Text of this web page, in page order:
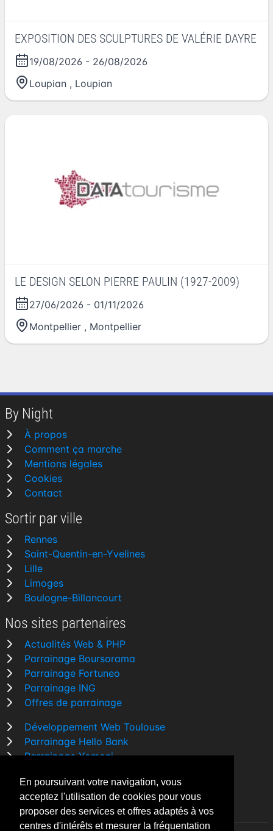
En poursuivant votre navigation, vous
acceptez l'utilisation de cookies pour vous
proposer des services et offres adaptés à vos
centres d'intérêts et mesurer la fréquentation
EXPOSITION DES SCULPTURES DE VALÉRIE DAYRE
19/08/2026 - 26/08/2026
Loupian , Loupian
LE DESIGN SELON PIERRE PAULIN (1927-2009)
27/06/2026 - 01/11/2026
Montpellier , Montpellier
By Night
À propos
Comment ça marche
Mentions légales
Cookies
Contact
Sortir par ville
Rennes
Saint-Quentin-en-Yvelines
Lille
Limoges
Boulogne-Billancourt
Nos sites partenaires
Actualités Web & PHP
Parrainage Boursorama
Parrainage Fortuneo
Parrainage ING
Offres de parrainage
Développement Web Toulouse
Parrainage Hello Bank
Parrainage Yomoni
Comparatif banque